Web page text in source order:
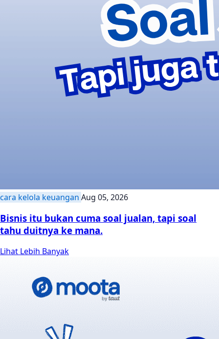
cara kelola keuangan Aug 05, 2026
Bisnis itu bukan cuma soal jualan, tapi soal
tahu duitnya ke mana.
Lihat Lebih Banyak